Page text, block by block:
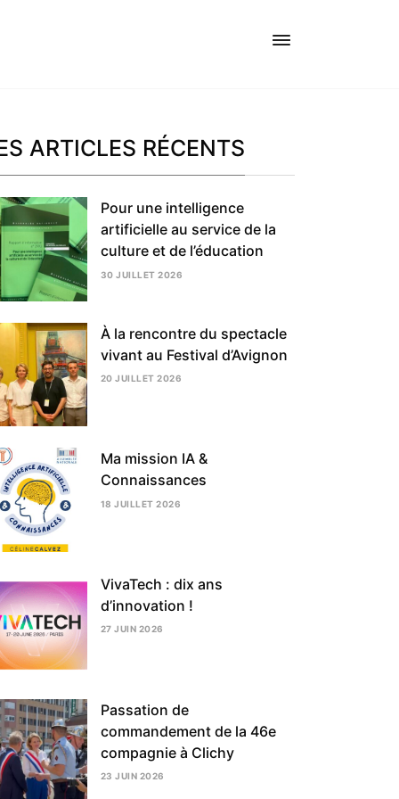
ARTICLES RÉCENTS
Pour une intelligence
artificielle au service de la
culture et de l’éducation
30 JUILLET 2026
À la rencontre du spectacle
vivant au Festival d’Avignon
20 JUILLET 2026
Ma mission IA &
Connaissances
18 JUILLET 2026
VivaTech : dix ans
d’innovation !
27 JUIN 2026
Passation de
commandement de la 46e
compagnie à Clichy
23 JUIN 2026